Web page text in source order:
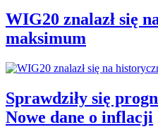
WIG20 znalazł się
maksimum
Sprawdziły się
Nowe dane o inflacji